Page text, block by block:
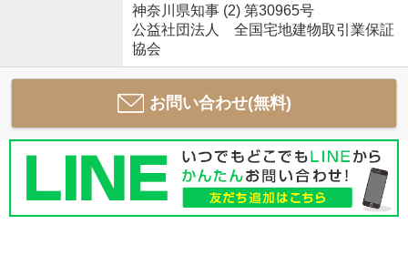
神奈川県知事 (2) 第30965号
公益社団法人 全国宅地建物取引業保証
協会
お問い合わせ(無料)